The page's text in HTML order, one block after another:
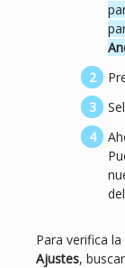
Para verifica
Ajustes, buscar